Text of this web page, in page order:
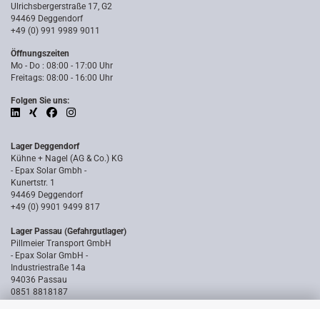
Ulrichsbergerstraße 17, G2
94469 Deggendorf
+49 (0) 991 9989 9011
Öffnungszeiten
Mo - Do : 08:00 - 17:00 Uhr
Freitags: 08:00 - 16:00 Uhr
Folgen Sie uns:
Lager Deggendorf
Kühne + Nagel (AG & Co.) KG
- Epax Solar Gmbh -
Kunertstr. 1
94469 Deggendorf
+49 (0) 9901 9499 817
Lager Passau (Gefahrgutlager)
Pillmeier Transport GmbH
- Epax Solar GmbH -
Industriestraße 14a
94036 Passau
0851 8818187